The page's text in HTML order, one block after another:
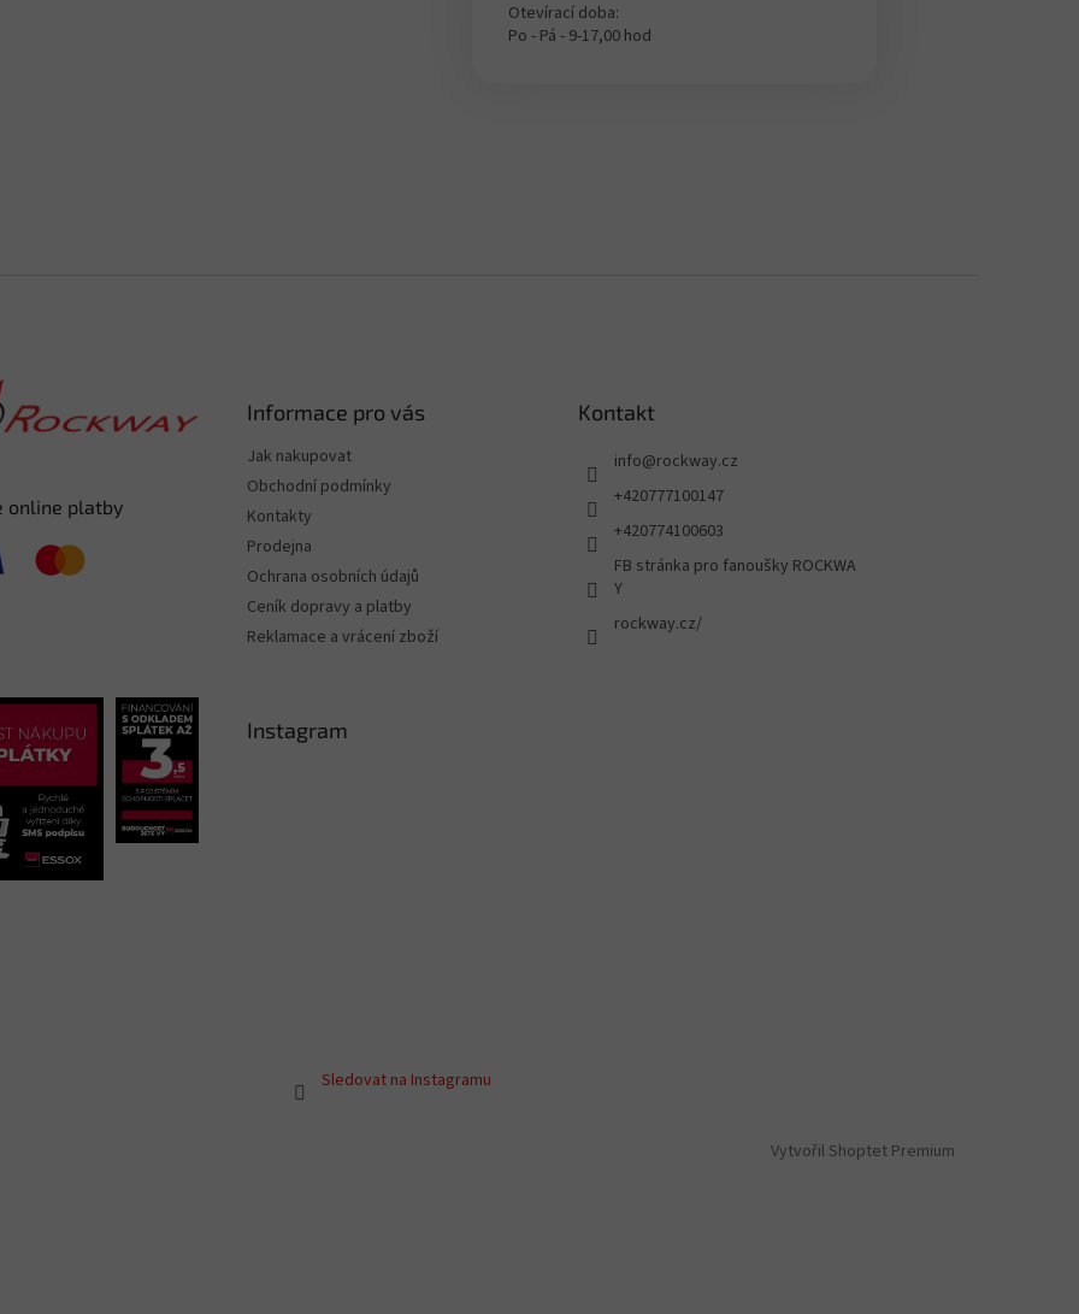
Otevírací doba:
Po - Pá - 9-17,00 hod
online platby
Informace pro vás
Jak nakupovat
Obchodní podmínky
Kontakty
Prodejna
Ochrana osobních údajů
Ceník dopravy a platby
Reklamace a vrácení zboží
Kontakt
info@rockway.cz
+420777100147
+420774100603
FB stránka pro fanoušky ROCKWA
Y
rockway.cz/
Instagram
Sledovat na Instagramu
Vytvořil Shoptet Premium